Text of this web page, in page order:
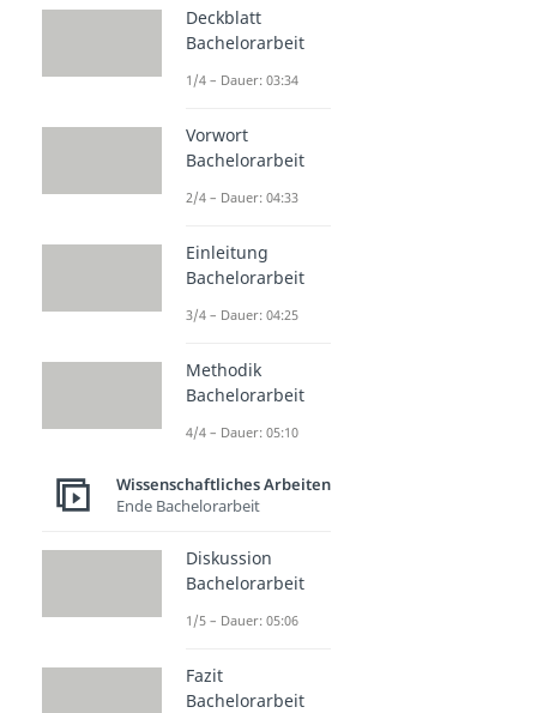
Deckblatt
Bachelorarbeit
1/4 – Dauer: 03:34
Vorwort
Bachelorarbeit
2/4 – Dauer: 04:33
Einleitung
Bachelorarbeit
3/4 – Dauer: 04:25
Methodik
Bachelorarbeit
4/4 – Dauer: 05:10
Wissenschaftliches Arbeiten
Ende Bachelorarbeit
Diskussion
Bachelorarbeit
1/5 – Dauer: 05:06
Fazit
Bachelorarbeit